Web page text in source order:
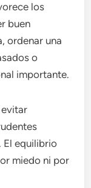
los
buen
ordenar una
o
importante.
evitar
El equilibrio
miedo ni por